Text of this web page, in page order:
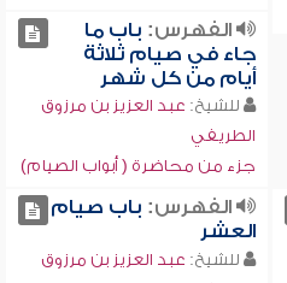
الفهرس: باب ما
جاء في صيام ثلاثة
أيام من كل شهر
للشيخ: عبد العزيز بن مرزوق
الطريفي
جزء من محاضرة ( أبواب الصيام)
الفهرس: باب صيام
العشر
للشيخ: عبد العزيز بن مرزوق